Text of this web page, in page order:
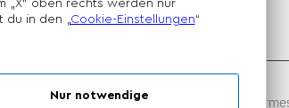
Die Preisgestaltung liegt im alleinigen